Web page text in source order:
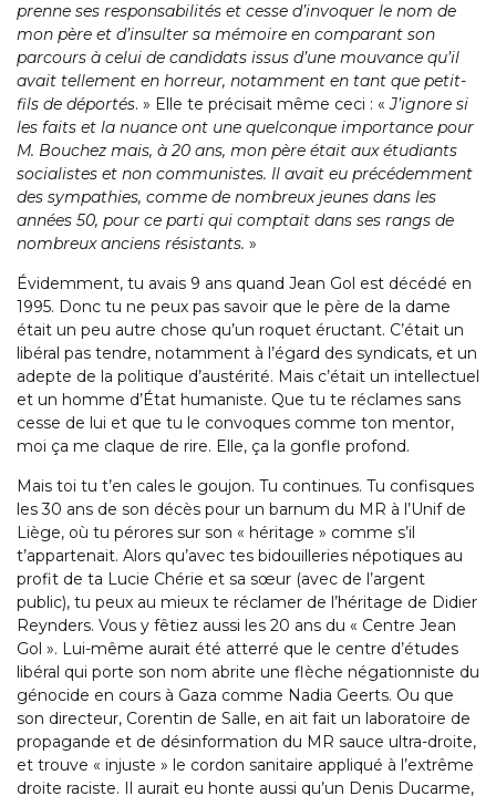
prenne ses responsabilités et cesse d’invoquer le nom de
mon père et d’insulter sa mémoire en comparant son
parcours à celui de candidats issus d’une mouvance qu’il
avait tellement en horreur, notamment en tant que petit-
fils de déportés. » Elle te précisait même ceci : « J’ignore si
les faits et la nuance ont une quelconque importance pour
M. Bouchez mais, à 20 ans, mon père était aux étudiants
socialistes et non communistes. Il avait eu précédemment
des sympathies, comme de nombreux jeunes dans les
années 50, pour ce parti qui comptait dans ses rangs de
nombreux anciens résistants. »
Évidemment, tu avais 9 ans quand Jean Gol est décédé en
1995. Donc tu ne peux pas savoir que le père de la dame
était un peu autre chose qu’un roquet éructant. C’était un
libéral pas tendre, notamment à l’égard des syndicats, et un
adepte de la politique d’austérité. Mais c’était un intellectuel
et un homme d’État humaniste. Que tu te réclames sans
cesse de lui et que tu le convoques comme ton mentor,
moi ça me claque de rire. Elle, ça la gonfle profond.
Mais toi tu t’en cales le goujon. Tu continues. Tu confisques
les 30 ans de son décès pour un barnum du MR à l’Unif de
Liège, où tu pérores sur son « héritage » comme s’il
t’appartenait. Alors qu’avec tes bidouilleries népotiques au
profit de ta Lucie Chérie et sa sœur (avec de l’argent
public), tu peux au mieux te réclamer de l’héritage de Didier
Reynders. Vous y fêtiez aussi les 20 ans du « Centre Jean
Gol ». Lui-même aurait été atterré que le centre d’études
libéral qui porte son nom abrite une flèche négationniste du
génocide en cours à Gaza comme Nadia Geerts. Ou que
son directeur, Corentin de Salle, en ait fait un laboratoire de
propagande et de désinformation du MR sauce ultra-droite,
et trouve « injuste » le cordon sanitaire appliqué à l’extrême
droite raciste. Il aurait eu honte aussi qu’un Denis Ducarme,